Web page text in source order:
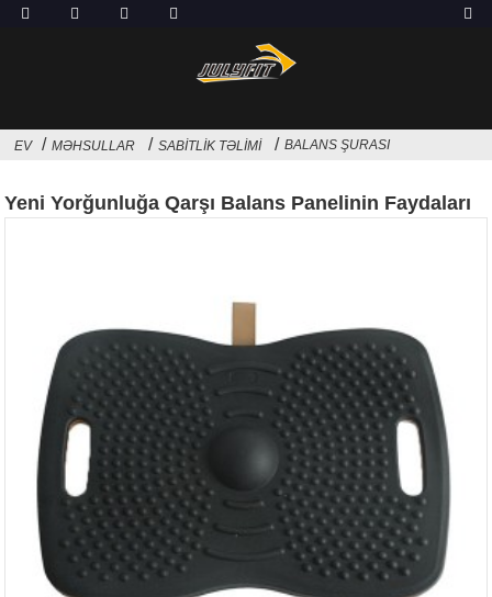
EV MƏHSULLAR SABITLIK TƏLIMI BALANS ŞURASI
Yeni Yorğunluğa Qarşı Balans Panelinin Faydaları